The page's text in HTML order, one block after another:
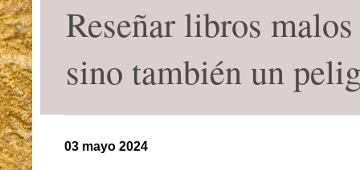
Reseñar libros
sino también un
03 mayo 2024